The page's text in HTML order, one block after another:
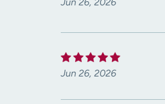
Jun 26, 2026
Jun 26, 2026